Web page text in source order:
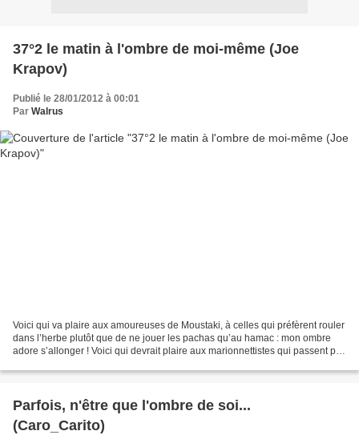
37°2 le matin à l'ombre de moi-même (Joe
Krapov)
Publié le 28/01/2012 à 00:01
Par Walrus
Voici qui va plaire aux amoureuses de Moustaki, à celles qui préfèrent rouler
dans l’herbe plutôt que de ne jouer les pachas qu’au hamac : mon ombre
adore s’allonger ! Voici qui devrait plaire aux marionnettistes qui passent par
Parfois, n'être que l'ombre de soi...
(Caro_Carito)